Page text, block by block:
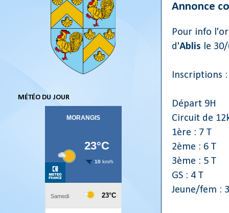
Annonce
Pour info
d'Ablis le
Inscriptions
Départ 9H
Circuit de
1ère : 7 T
2ème : 6 T
3ème : 5 T
GS : 4 T
Jeune/fem :
MÉTÉO DU JOUR